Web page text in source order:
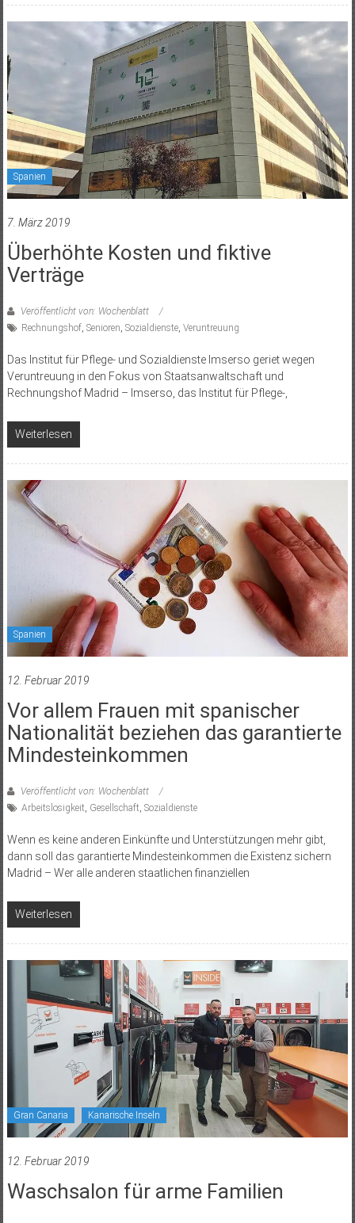
Spanien
7. März 2019
Überhöhte Kosten und fiktive
Verträge
Veröffentlicht von: Wochenblatt
Rechnungshof, Senioren Sozialdienste, Veruntreuung
Das Institut für Pflege- und Sozialdienste Imserso geriet wegen
Veruntreuung in den Fokus von Staatsanwaltschaft und
Rechnungshof Madrid – Imserso, das Institut für Pflege-,
Weiterlesen
Spanien
12. Februar 2019
Vor allem Frauen mit spanischer
Nationalität beziehen das garantierte
Mindesteinkommen
Veröffentlicht von: Wochenblatt
Arbeitslosigkeit, Gesellschaft, Sozialdienste
Wenn es keine anderen Einkünfte und Unterstützungen mehr gibt,
dann soll das garantierte Mindesteinkommen die Existenz sichern
Madrid – Wer alle anderen staatlichen finanziellen
Weiterlesen
Gran Canaria Kanarische Inseln
12. Februar 2019
Waschsalon für arme Familien